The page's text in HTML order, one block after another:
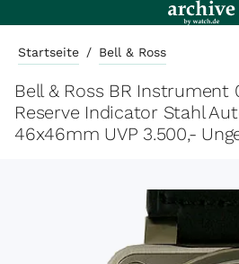
Startseite / Bell & Ross
Bell & Ross BR Instrument
Reserve Indicator Stahl
46x46mm UVP 3.500,-